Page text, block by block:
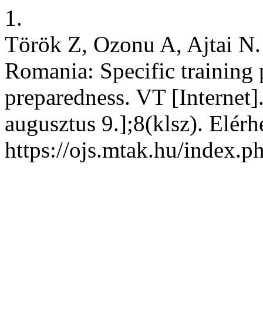
1.
Török Z, Ozonu A, Ajtai N.
Romania: Specific training
preparedness. VT
augusztus 9.];8(klsz).
https://ojs.mtak.hu/